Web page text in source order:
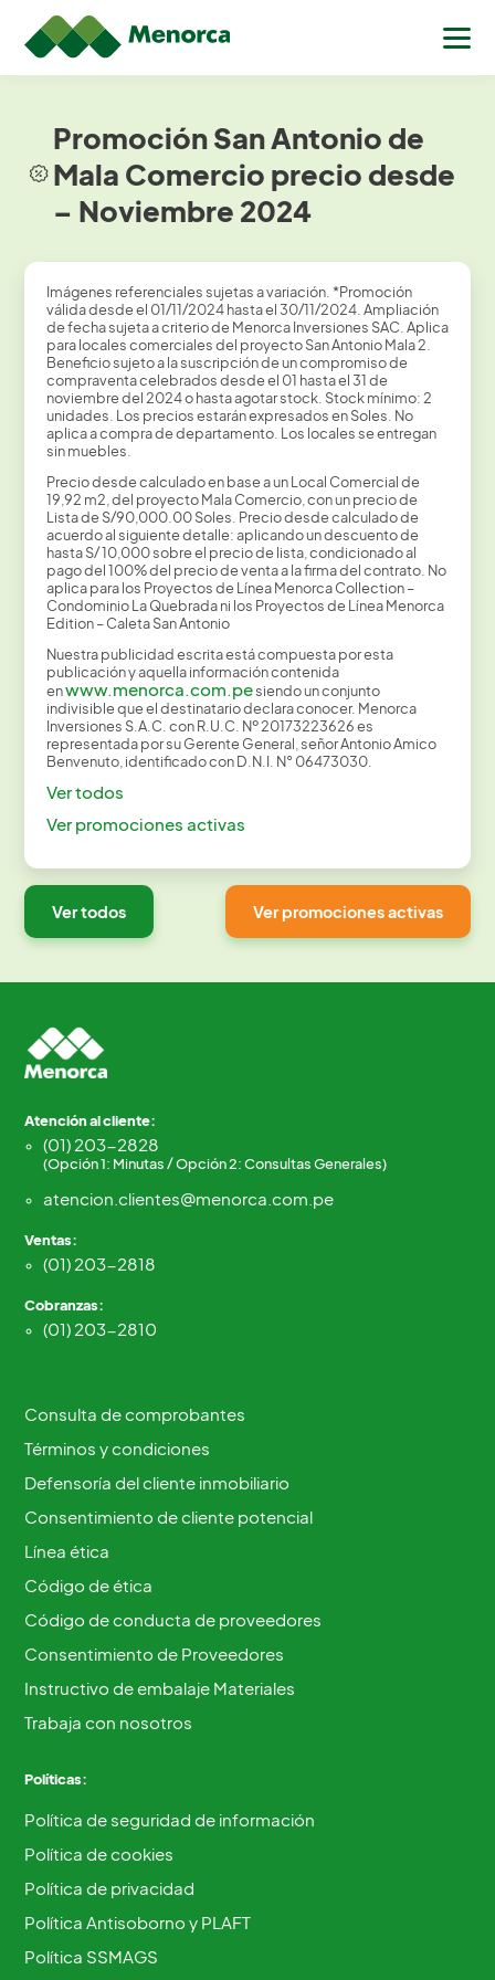
Promoción San Antonio de
Mala Comercio precio desde
– Noviembre 2024
Imágenes referenciales sujetas a variación. *Promoción
válida desde el 01/11/2024 hasta el 30/11/2024. Ampliación
de fecha sujeta a criterio de Menorca Inversiones SAC. Aplica
para locales comerciales del proyecto San Antonio Mala 2.
Beneficio sujeto a la suscripción de un compromiso de
compraventa celebrados desde el 01 hasta el 31 de
noviembre del 2024 o hasta agotar stock. Stock mínimo: 2
unidades. Los precios estarán expresados en Soles. No
aplica a compra de departamento. Los locales se entregan
sin muebles.
Precio desde calculado en base a un Local Comercial de
19,92 m2, del proyecto Mala Comercio, con un precio de
Lista de S/90,000.00 Soles. Precio desde calculado de
acuerdo al siguiente detalle: aplicando un descuento de
hasta S/ 10,000 sobre el precio de lista, condicionado al
pago del 100% del precio de venta a la firma del contrato. No
aplica para los Proyectos de Línea Menorca Collection –
Condominio La Quebrada ni los Proyectos de Línea Menorca
Edition – Caleta San Antonio
Nuestra publicidad escrita está compuesta por esta
publicación y aquella información contenida
enwww.menorca.com.pesiendo un conjunto
indivisible que el destinatario declara conocer. Menorca
Inversiones S.A.C. con R.U.C. Nº 20173223626 es
representada por su Gerente General, señor Antonio Amico
Benvenuto, identificado con D.N.I. N° 06473030.
Ver todos
Ver promociones activas
Ver todos Ver promociones activas
Atención al cliente:
(01) 203-2828
(Opción 1: Minutas / Opción 2: Consultas Generales)
atencion.clientes@menorca.com.pe
Ventas:
(01) 203-2818
Cobranzas:
(01) 203-2810
Consulta de comprobantes
Términos y condiciones
Defensoría del cliente inmobiliario
Consentimiento de cliente potencial
Línea ética
Código de ética
Código de conducta de proveedores
Consentimiento de Proveedores
Instructivo de embalaje Materiales
Trabaja con nosotros
Políticas:
Política de seguridad de información
Política de cookies
Política de privacidad
Política Antisoborno y PLAFT
Política SSMAGS